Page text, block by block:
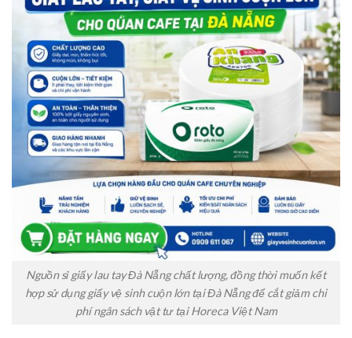
Nguồn sỉ giấy lau tay Đà Nẵng chất lượng, đồng thời muốn kết
hợp sử dụng giấy vệ sinh cuộn lớn tại Đà Nẵng để cắt giảm chi
phí ngân sách vật tư tại Horeca Việt Nam